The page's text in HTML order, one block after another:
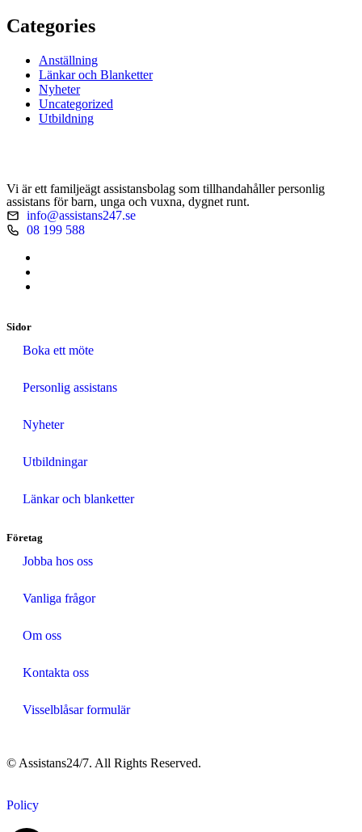
Categories
Anställning
Länkar och Blanketter
Nyheter
Uncategorized
Utbildning
Vi är ett familjeägt assistansbolag som tillhandahåller personlig
assistans för barn, unga och vuxna, dygnet runt.
info@assistans247.se
08 199 588
Sidor
Boka ett möte
Personlig assistans
Nyheter
Utbildningar
Länkar och blanketter
Företag
Jobba hos oss
Vanliga frågor
Om oss
Kontakta oss
Visselblåsar formulär
© Assistans24/7. All Rights Reserved.
Policy